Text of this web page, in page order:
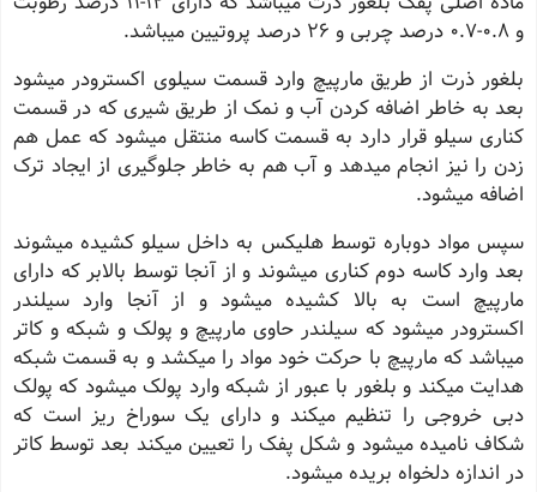
و 0.8-0.7 درصد چربی و 26 درصد پروتیین میباشد.
بلغور ذرت از طریق مارپیچ وارد قسمت سیلوی اکسترودر میشود
بعد به خاطر اضافه کردن آب و نمک از طریق شیری که در قسمت
کناری سیلو قرار دارد به قسمت کاسه منتقل میشود که عمل هم
زدن را نیز انجام میدهد و آب هم به خاطر جلوگیری از ایجاد ترک
اضافه میشود.
سپس مواد دوباره توسط هلیکس به داخل سیلو کشیده میشوند
بعد وارد کاسه دوم کناری میشوند و از آنجا توسط بالابر که دارای
مارپیچ است به بالا کشیده میشود و از آنجا وارد سیلندر
اکسترودر میشود که سیلندر حاوی مارپیچ و پولک و شبکه و کاتر
میباشد که مارپیچ با حرکت خود مواد را میکشد و به قسمت شبکه
هدایت میکند و بلغور با عبور از شبکه وارد پولک میشود که پولک
دبی خروجی را تنظیم میکند و دارای یک سوراخ ریز است که
شکاف نامیده میشود و شکل پفک را تعیین میکند بعد توسط کاتر
در اندازه دلخواه بریده میشود.